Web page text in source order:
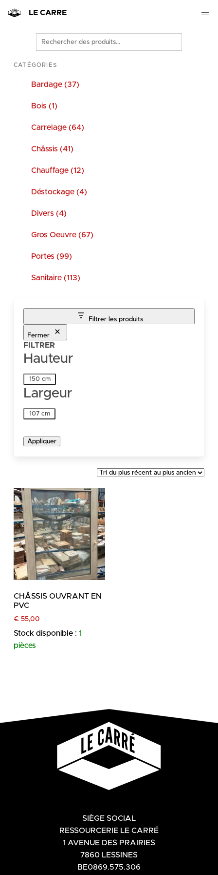
LE CARRE
Rechercher
des
produits
CATÉGORIES
Bardage (37)
Bois (1)
Carrelage (64)
Châssis (41)
Chauffage (12)
Déstockage (4)
Divers (4)
Gros Oeuvre (67)
Portes (99)
Sanitaire (113)
Filtrer les produits
Fermer
FILTRER
Hauteur
Hauteur
150 cm
Largeur
Largeur
107 cm
Appliquer
CHÂSSIS OUVRANT EN
PVC
€ 55,00
Stock disponible : 1
pièces
SIÈGE SOCIAL
RESSOURCERIE LE CARRÉ
1 AVENUE DES PRAIRIES
7860 LESSINES
BE0869.575.306